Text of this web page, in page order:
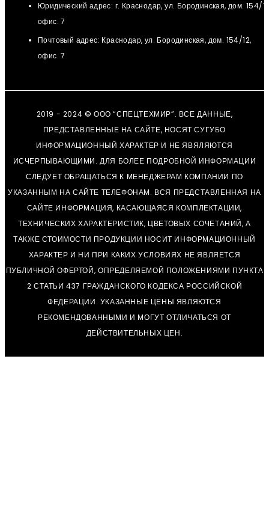
Юридический адрес: г. Краснодар, ул. Бородинская, дом. 154/
офис. 7
Почтовый адрес: Краснодар, ул. Бородинская, дом. 154/12,
офис. 7
2019 - 2024 © ООО “СПЕЦТЕХМИР”. ВСЕ ДАННЫЕ,
ПРЕДСТАВЛЕННЫЕ НА САЙТЕ, НОСЯТ СУГУБО
ИНФОРМАЦИОННЫЙ ХАРАКТЕР И НЕ ЯВЯЛЯЮТСЯ
ИСЧЕРПЫВАЮЩИМИ. ДЛЯ БОЛЕЕ ПОДРОБНОЙ ИНФОРМАЦИИ
СЛЕДУЕТ ОБРАЩАТЬСЯ К МЕНЕДЖЕРАМ КОМПАНИИ ПО
УКАЗАННЫМ НА САЙТЕ ТЕЛЕФОНАМ. ВСЯ ПРЕДСТАВЛЕННАЯ НА
САЙТЕ ИНФОРМАЦИЯ, КАСАЮЩАЯСЯ КОМПЛЕКТАЦИИ,
ТЕХНИЧЕСКИХ ХАРАКТЕРИСТИК, ЦВЕТОВЫХ СОЧЕТАНИЙ, А
ТАКЖЕ СТОИМОСТИ ПРОДУКЦИИ НОСИТ ИНФОРМАЦИОННЫЙ
ХАРАКТЕР И НИ ПРИ КАКИХ УСЛОВИЯХ НЕ ЯВЛЯЕТСЯ
ПУБЛИЧНОЙ ОФЕРТОЙ, ОПРЕДЕЛЯЕМОЙ ПОЛОЖЕНИЯМИ ПУНКТА
2 СТАТЬИ 437 ГРАЖДАНСКОГО КОДЕКСА РОССИЙСКОЙ
ФЕДЕРАЦИИ. УКАЗАННЫЕ ЦЕНЫ ЯВЛЯЮТСЯ
РЕКОМЕНДОВАННЫМИ И МОГУТ ОТЛИЧАТЬСЯ ОТ
ДЕЙСТВИТЕЛЬНЫХ ЦЕН.